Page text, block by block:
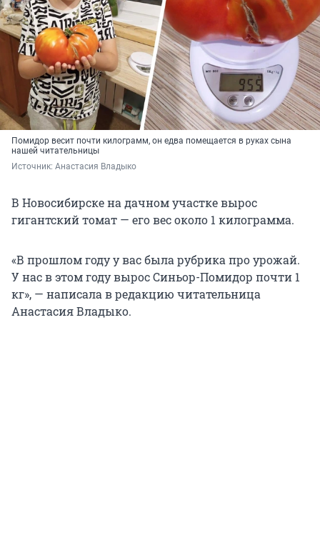
Помидор весит почти килограмм, он едва помещается в руках сына
нашей читательницы
Источник: Анастасия Владыко
В Новосибирске на дачном участке вырос
гигантский томат — его вес около 1 килограмма.
«В прошлом году у вас была рубрика про урожай.
У нас в этом году вырос Синьор-Помидор почти 1
кг», — написала в редакцию читательница
Анастасия Владыко.